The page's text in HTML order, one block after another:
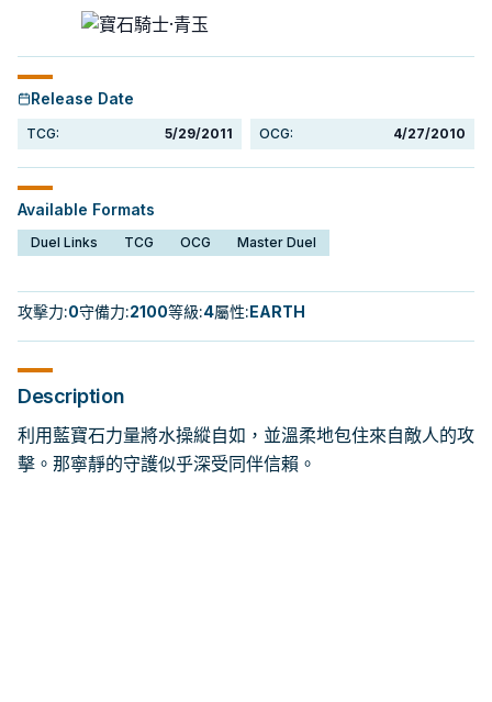
Release Date
TCG: 5/29/2011 OCG: 4/27/2010
Available Formats
Duel Links TCG OCG Master Duel
攻擊力:0守備力:2100等級:4屬性:EARTH
Description
利用藍寶石力量將水操縱自如，並溫柔地包住來自敵人的攻
擊。那寧靜的守護似乎深受同伴信賴。